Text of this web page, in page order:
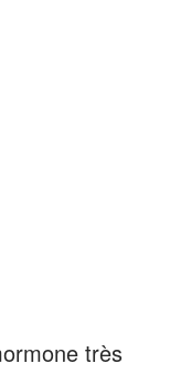
très